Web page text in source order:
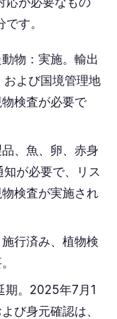
す。
物：実施。輸出
および国境管理地
検査が必要で
、魚、卵、赤身
知が必要で、リス
検査が実施され
行済み、植物検
期。2025年7月1
び身元確認は、